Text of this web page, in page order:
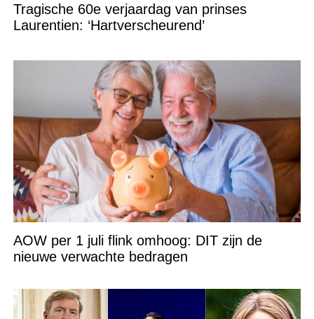
Tragische 60e verjaardag van prinses
Laurentien: ‘Hartverscheurend’
AOW per 1 juli flink omhoog: DIT zijn de
nieuwe verwachte bedragen